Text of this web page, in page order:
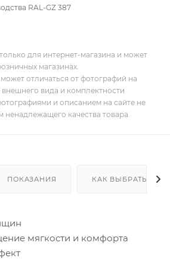
RAL-GZ 387
для интернет-магазина и может
магазинах.
отличаться от фотографий на
вида и комплектности
и описанием на сайте не
ненадлежащего качества товара.
ПОКАЗАНИЯ КАК ВЫБРАТЬ
мягкости и комфорта